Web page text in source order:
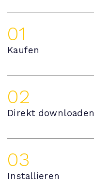
01
Kaufen
02
Direkt downloaden
03
Installieren